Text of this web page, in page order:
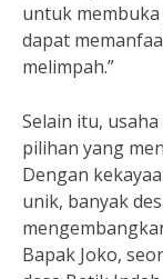
untuk
dapat
melimpah.”
Selain itu,
pilihan yang
Dengan
unik, banyak
Bapak Joko,